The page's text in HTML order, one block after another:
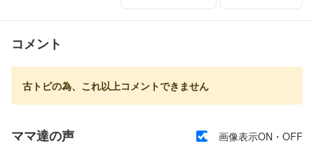
コメント
古トピの為、これ以上コメントできません
ママ達の声 画像表示ON・OFF